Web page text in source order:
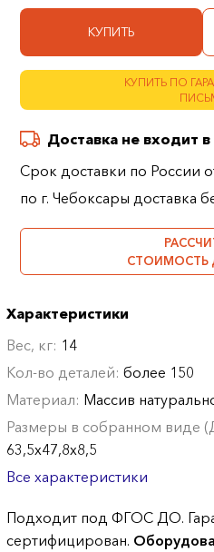
КУПИТЬ
КУПИТЬ ПО
Доставка не входит
Срок доставки по России
по г. Чебоксары доставка
СТОИМОСТЬ
Характеристики
Вес, кг: 14
Кол-во деталей:более 150
Материал: Массив
Размеры в собранном виде
63,5х47,8х8,5
Все характеристики
Подходит под ФГОС ДО.
сертифицирован.